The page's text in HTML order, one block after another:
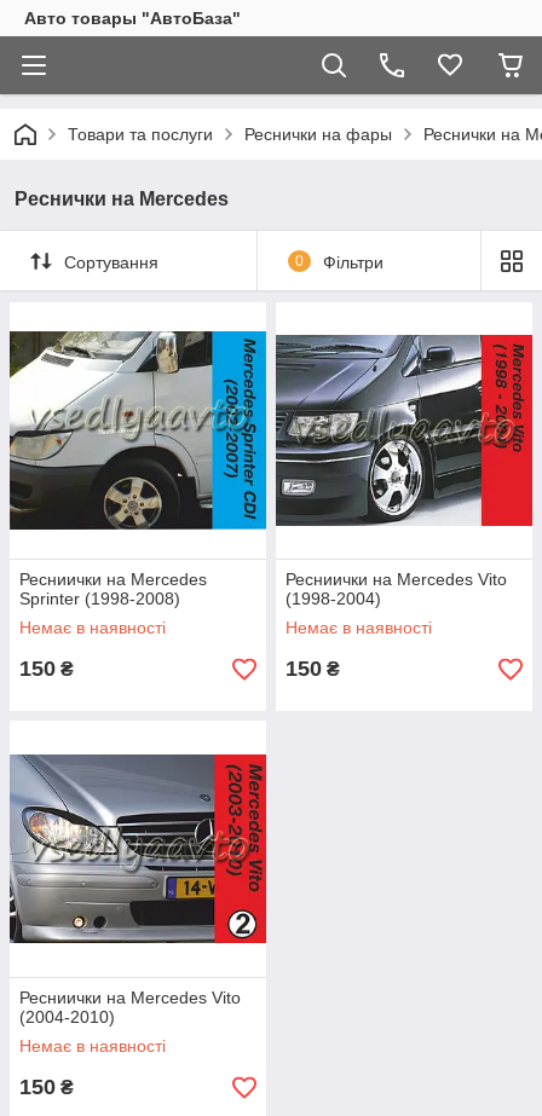
Авто товары "АвтоБаза"
Товари та послуги Реснички на фары Реснички на
Реснички на Mercedes
Сортування 0 Фільтри
Ресниички на Mercedes
Sprinter (1998-2008)
Немає в наявності
150 ₴
Ресниички на Mercedes Vito
(1998-2004)
Немає в наявності
150 ₴
Ресниички на Mercedes Vito
(2004-2010)
Немає в наявності
150 ₴